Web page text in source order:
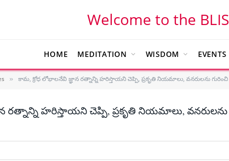
Welcome to the
HOME
MEDITATION WISDOM EVENTS
» కామ, క్రోధ లోభాలనేవి జ్ఞాన రత్నాన్ని హరిస్తాయని చెప్పి, ప్రకృతి నియమాలు, వనరులను గురించి
హరిస్తాయని చెప్పి, ప్రకృతి నియమాలు, వనరులను